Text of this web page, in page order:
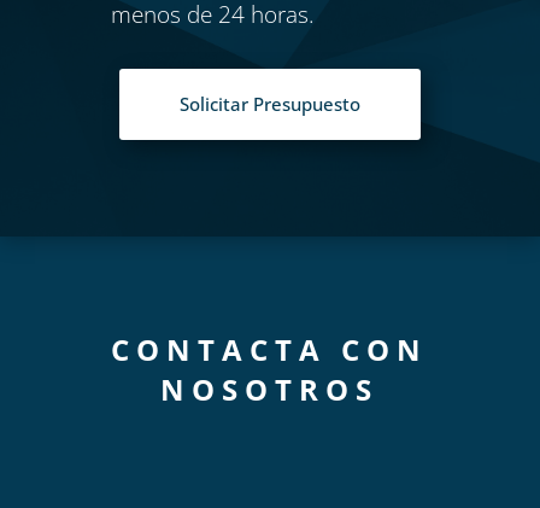
menos de 24 horas.
Solicitar Presupuesto
CONTACTA CON
NOSOTROS